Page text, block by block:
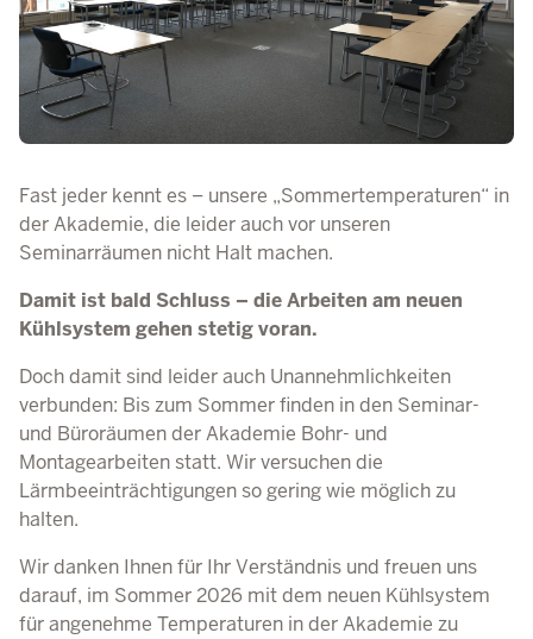
Fast jeder kennt es – unsere „Sommertemperaturen“ in
der Akademie, die leider auch vor unseren
Seminarräumen nicht Halt machen.
Damit ist bald Schluss – die Arbeiten am neuen
Kühlsystem gehen stetig voran.
Doch damit sind leider auch Unannehmlichkeiten
verbunden: Bis zum Sommerfinden in den Seminar-
und Büroräumen der Akademie Bohr- und
Montagearbeiten statt. Wir versuchen die
Lärmbeeinträchtigungen so gering wie möglich zu
halten.
Wir danken Ihnen für Ihr Verständnis und freuen uns
darauf, im Sommer 2026 mit dem neuen Kühlsystem
für angenehme Temperaturen in der Akademie zu